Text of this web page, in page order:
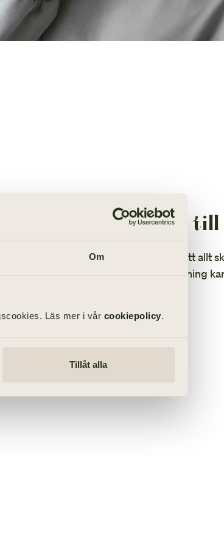
Om
Läs mer i vår cookiepolicy.
Tillåt alla
går en begravning till
är ofta fylld av sorg och stress över att allt
aldrig tidigare varit med om en begravning
genom att läsa lite mer här.
till